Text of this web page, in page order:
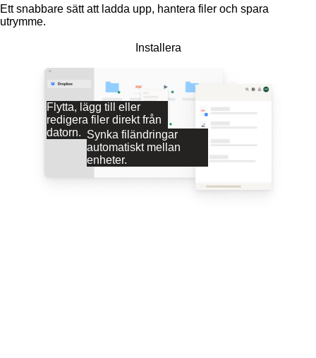
Ett snabbare sätt att ladda upp, hantera filer och spara
utrymme.
Installera
Flytta, lägg till eller
redigera filer direkt från
datorn. Synka filändringar
automatiskt mellan
enheter.